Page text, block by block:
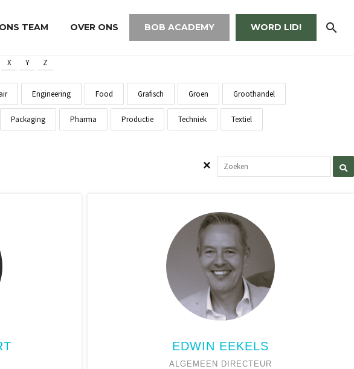
ONS TEAM OVER ONS BOB ACADEMY WORD LID!
X Y Z
Engineering Food Grafisch Groen Groothandel
Packaging Pharma Productie Techniek Textiel
EDWIN EEKELS
ALGEMEEN DIRECTEUR